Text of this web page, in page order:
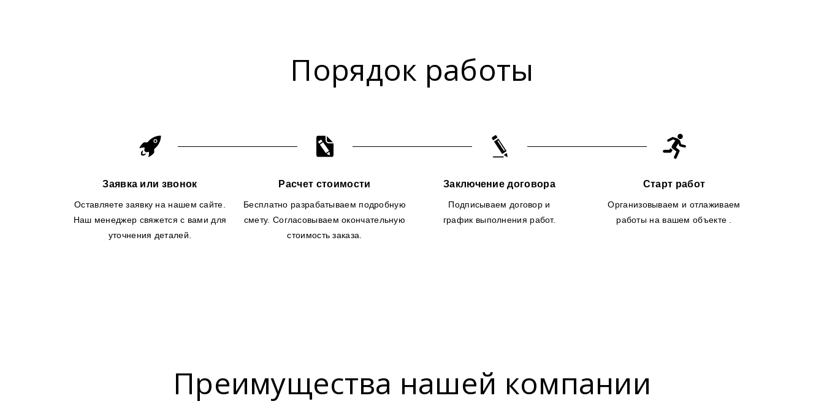
Порядок работы
Заявка или звонок
Оставляете заявку на нашем сайте.
Наш менеджер свяжется с вами для
уточнения деталей.
Расчет стоимости
Бесплатно разрабатываем подробную
смету. Согласовываем окончательную
стоимость заказа.
Заключение договора
Подписываем договор и
график выполнения работ.
Старт работ
Организовываем и отлаживаем
работы на вашем объекте .
Преимущества нашей компании